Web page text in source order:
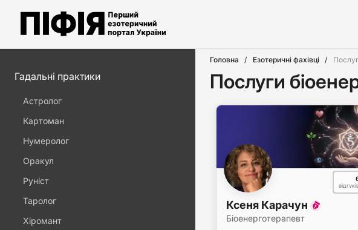
Головна Езотеричні фахівці
Послуги
Ксеня Карачун
Біоенерготерапевт
Гадальні практики
Астролог
Картоман
Нумеролог
Оракул
Руніст
Таролог
Хіромант